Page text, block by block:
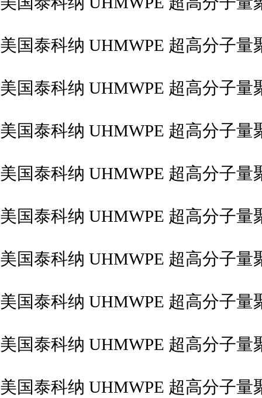
美国泰科纳 UHMWPE 超高分子量
美国泰科纳 UHMWPE 超高分子量
美国泰科纳 UHMWPE 超高分子量
美国泰科纳 UHMWPE 超高分子量
美国泰科纳 UHMWPE 超高分子量
美国泰科纳 UHMWPE 超高分子量
美国泰科纳 UHMWPE 超高分子量
美国泰科纳 UHMWPE 超高分子量
美国泰科纳 UHMWPE 超高分子量